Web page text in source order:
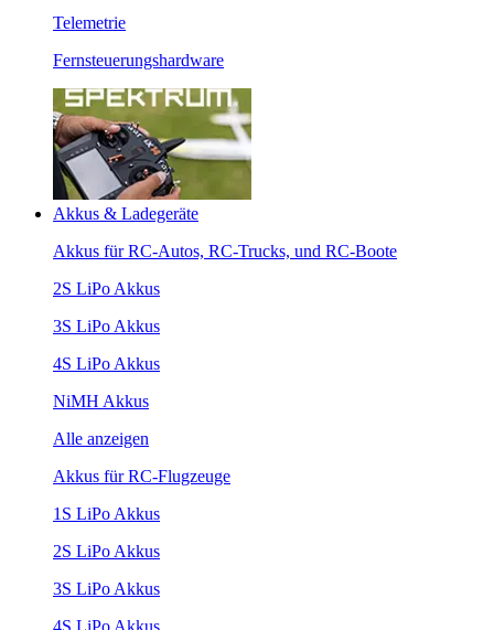
Telemetrie
Fernsteuerungshardware
Akkus & Ladegeräte
Akkus für RC-Autos, RC-Trucks, und RC-Boote
2S LiPo Akkus
3S LiPo Akkus
4S LiPo Akkus
NiMH Akkus
Alle anzeigen
Akkus für RC-Flugzeuge
1S LiPo Akkus
2S LiPo Akkus
3S LiPo Akkus
4S LiPo Akkus